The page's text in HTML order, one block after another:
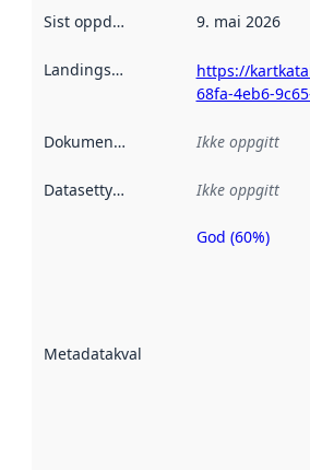
Sist oppdatert 9. mai 2026
Landingsside
https://
68fa-4eb6-
Dokumentasjon Ikke oppgitt
Datasettype Ikke oppgitt
Metadatakvalitet
Metadatakvalitet
God (60%)